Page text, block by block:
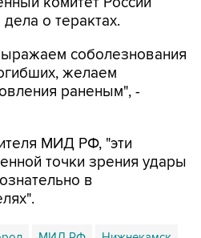
о терактах.
соболезнования
желаем
раненым", -
МИД РФ, "эти
точки зрения удары
в